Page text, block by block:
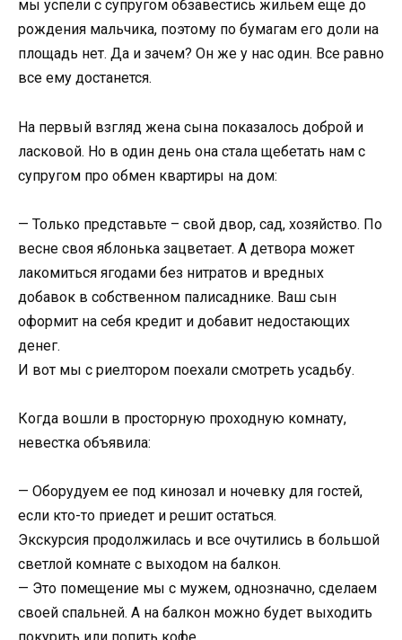
мы успели с супругом обзавестись жильем еще до
рождения мальчика, поэтому по бумагам его доли на
площадь нет. Да и зачем? Он же у нас один. Все равно
все ему достанется.
На первый взгляд жена сына показалось доброй и
ласковой. Но в один день она стала щебетать нам с
супругом про обмен квартиры на дом:
— Только представьте – свой двор, сад, хозяйство. По
весне своя яблонька зацветает. А детвора может
лакомиться ягодами без нитратов и вредных
добавок в собственном палисаднике. Ваш сын
оформит на себя кредит и добавит недостающих
денег.
И вот мы с риелтором поехали смотреть усадьбу.
Когда вошли в просторную проходную комнату,
невестка объявила:
— Оборудуем ее под кинозал и ночевку для гостей,
если кто-то приедет и решит остаться.
Экскурсия продолжилась и все очутились в большой
светлой комнате с выходом на балкон.
— Это помещение мы с мужем, однозначно, сделаем
своей спальней. А на балкон можно будет выходить